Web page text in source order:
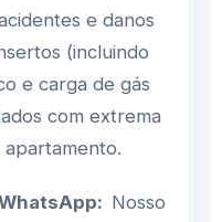
e danos
(incluindo
e carga de gás
com extrema
Nosso